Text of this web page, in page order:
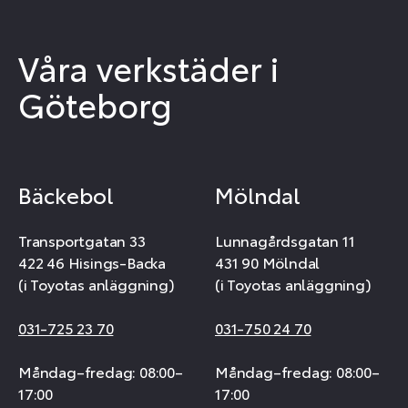
Våra verkstäder i
Göteborg
Bäckebol
Transportgatan 33
422 46 Hisings-Backa
(i Toyotas anläggning)
031-725 23 70
Måndag–fredag: 08:00–
17:00
Mölndal
Lunnagårdsgatan 11
431 90 Mölndal
(i Toyotas anläggning)
031-750 24 70
Måndag–fredag: 08:00–
17:00